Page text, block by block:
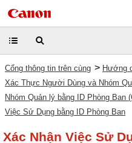
Cổng thông tin trên cùng > Hướng
Xác Thực Người Dùng và Nhóm
Nhóm Quản lý bằng ID Phòng Ban
Việc Sử Dụng bằng ID Phòng Ban
Xác Nhận Việc Sử